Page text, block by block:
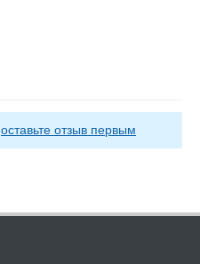
оставьте отзыв первым